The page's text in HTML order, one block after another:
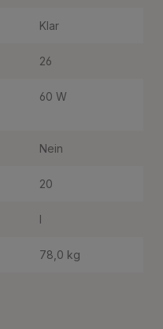
Klar
26
60 W
Nein
20
I
78,0 kg